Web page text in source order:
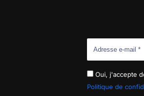
Oui, j'accepte
Politique de